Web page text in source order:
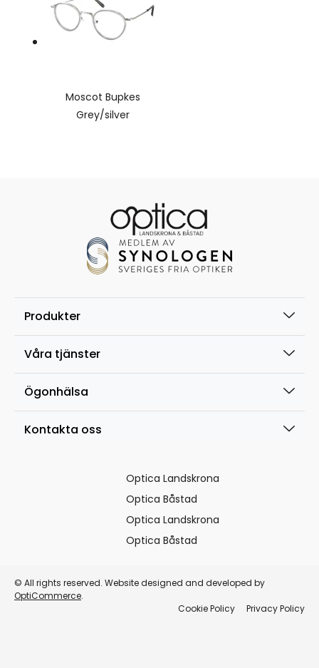
Moscot Bupkes
Grey/silver
Produkter
Våra tjänster
Ögonhälsa
Kontakta oss
Optica Landskrona
Optica Båstad
Optica Landskrona
Optica Båstad
© All rights reserved. Website designed and developed by
OptiCommerce.
Cookie Policy
Privacy Policy